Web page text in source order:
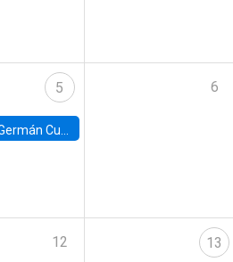
5
Cubas, University of Houston
6
12 13